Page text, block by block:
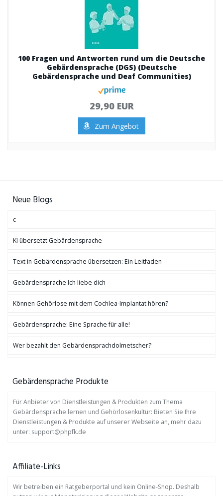
100 Fragen und Antworten rund um die Deutsche
Gebärdensprache (DGS) (Deutsche
Gebärdensprache und Deaf Communities)
29,90 EUR
Zum Angebot
Neue Blogs
c
KI übersetzt Gebärdensprache
Text in Gebärdensprache übersetzen: Ein Leitfaden
Gebärdensprache Ich liebe dich
Können Gehörlose mit dem Cochlea-Implantat hören?
Gebärdensprache: Eine Sprache für alle!
Wer bezahlt den Gebärdensprachdolmetscher?
Gebärdensprache Produkte
Für Anbieter von Dienstleistungen & Produkten zum Thema
Gebärdensprache lernen und Gehörlosenkultur: Bieten Sie Ihre
Dienstleistungen & Produkte auf unserer Webseite an, mehr dazu
unter: support@phpfk.de
Affiliate-Links
Wir betreiben ein Ratgeberportal und kein Online-Shop. Deshalb